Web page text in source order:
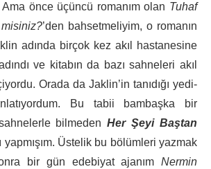
önce üçüncü romanım olan Tuhaf
’den bahsetmeliyim, o romanın
adında birçok kez akıl hastanesine
ve kitabın da bazı sahneleri akıl
Orada da Jaklin’in tanıdığı yedi-
Bu tabii bambaşka bir
bilmedenHer Şeyi Baştan
yapmışım. Üstelik bu bölümleri yazmak
bir gün edebiyat ajanım Nermin